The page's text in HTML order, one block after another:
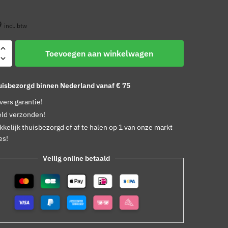
incl. btw
Toevoegen aan winkelwagen
binnen Nederland vanaf € 75
garantie!
verzonden!
thuisbezorgd of af te halen op 1 van onze markt
Veilig online betaald